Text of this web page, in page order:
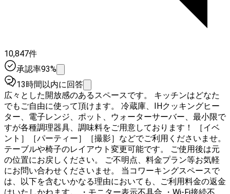
10,847件
承認率93%
13時間以内に回答
広々とした開放感のあるスペースです。 キッチンはどなた
でもご自由に使って頂けます。 冷蔵庫、IHクッキングヒー
ター、電子レンジ、ポット、ウォーターサーバー、最小限で
すが各種調理器具、調味料をご用意しております！ ［イベ
ント］［パーティー］［撮影］などでご利用くださいませ。
テーブルや椅子のレイアウト変更可能です。 ご使用後は元
の位置にお戻しください。 ご不明点、料金プラン等お気軽
にお問い合わせくださいませ。 当コワーキングスペースで
は、以下を含むいかなる理由においても、ご利用料金の返金